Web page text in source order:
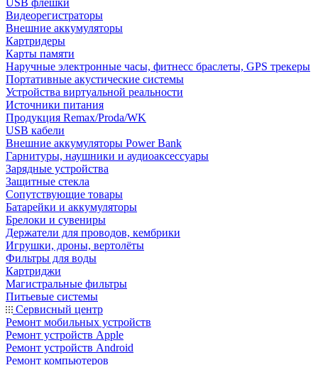
USB флешки
Видеорегистраторы
Внешние аккумуляторы
Картридеры
Карты памяти
Наручные электронные часы, фитнесс браслеты, GPS трекеры
Портативные акустические системы
Устройства виртуальной реальности
Источники питания
Продукция Remax/Proda/WK
USB кабели
Внешние аккумуляторы Power Bank
Гарнитуры, наушники и аудиоаксессуары
Зарядные устройства
Защитные стекла
Сопутствующие товары
Батарейки и аккумуляторы
Брелоки и сувениры
Держатели для проводов, кембрики
Игрушки, дроны, вертолёты
Фильтры для воды
Картриджи
Магистральные фильтры
Питьевые системы
Сервисный центр
Ремонт мобильных устройств
Ремонт устройств Apple
Ремонт устройств Android
Ремонт компьютеров